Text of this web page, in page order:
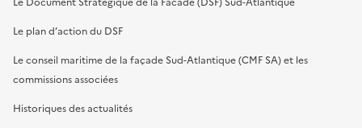
Le plan d’action du DSF
Le conseil maritime de la façade Sud-Atlantique (CMF SA) et les
commissions associées
Historiques des actualités